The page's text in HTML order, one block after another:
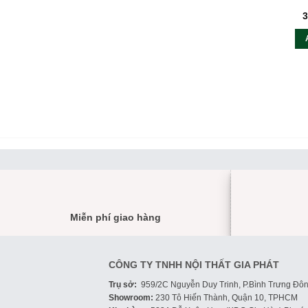
Miễn phí giao hàng
CÔNG TY TNHH NỘI THẤT GIA PHÁT
Trụ sở: 959/2C Nguyễn Duy Trinh, P.Bình Trưng
Showroom: 230 Tô Hiến Thành, Quận 10, TPHCM